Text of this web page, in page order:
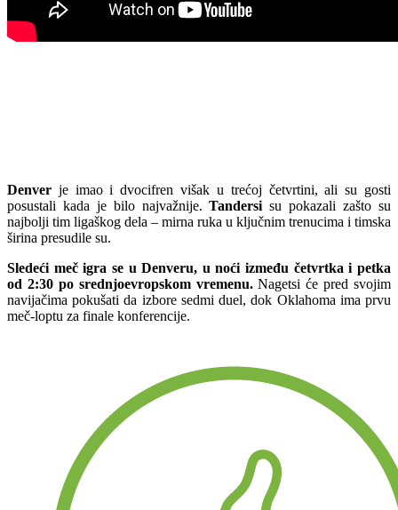
Denver je imao i dvocifren višak u trećoj četvrtini, ali su gosti
posustali kada je bilo najvažnije.Tandersi su pokazali zašto su
najbolji tim ligaškog dela – mirna ruka u ključnim trenucima i timska
širina presudile su.
Sledeći meč igra se u Denveru, u noći između četvrtka i petka
od 2:30 po srednjoevropskom vremenu.Nagetsi će pred svojim
navijačima pokušati da izbore sedmi duel, dok Oklahoma ima prvu
meč-loptu za finale konferencije.